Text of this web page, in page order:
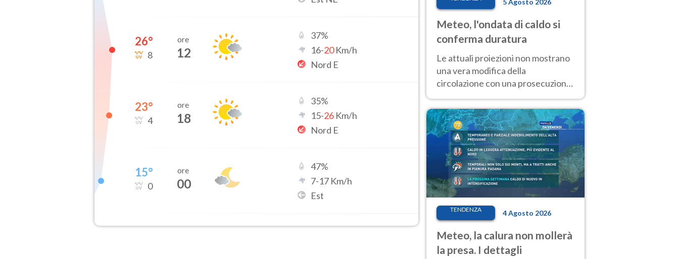
26°
8
ore
12
37%
16-20Km/h
Nord E
23°
4
ore
18
35%
15-26 Km/h
Nord E
15°
0
ore
00
47%
7-17 Km/h
Est
Meteo, l'ondata di caldo si
conferma duratura
Le attuali proiezioni non mostrano
una vera modifica della
circolazione con una prosecuzione
giorni, compresa la settimana di
Ferragosto
TENDENZA 4 Agosto 2026
Meteo, la calura non mollerà
la presa. I dettagli